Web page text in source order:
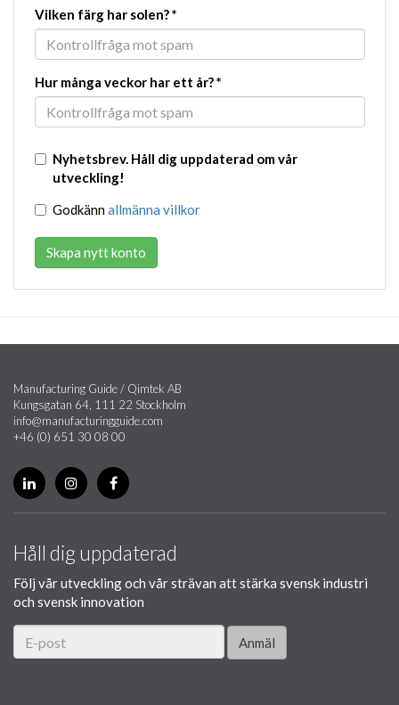
Vilken färg har solen?*
Hur många veckor har ett år?*
Nyhetsbrev. Håll dig uppdaterad om vår
utveckling!
Godkännallmänna villkor
Skapa nytt konto
Manufacturing Guide / Qimtek AB
Kungsgatan 64, 111 22 Stockholm
info@manufacturingguide.com
+46 (0) 651 30 08 00
Håll dig uppdaterad
Följ vår utveckling och vår strävan att stärka svensk industri
och svensk innovation
Anmäl